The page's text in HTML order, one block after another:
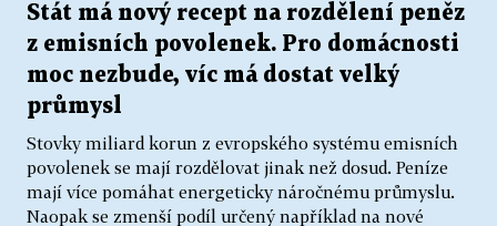
Stát má nový recept na rozdělení peněz
z emisních povolenek. Pro domácnosti
moc nezbude, víc má dostat velký
průmysl
Stovky miliard korun z evropského systému emisních
povolenek se mají rozdělovat jinak než dosud. Peníze
mají více pomáhat energeticky náročnému průmyslu.
Naopak se zmenší podíl určený například na nové